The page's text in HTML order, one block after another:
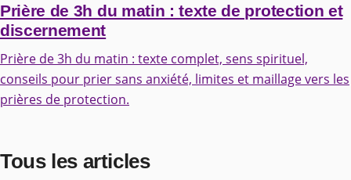
Prière de 3h du matin : texte de protection et
discernement
Prière de 3h du matin : texte complet, sens spirituel,
conseils pour prier sans anxiété, limites et maillage vers les
prières de protection.
Tous les articles